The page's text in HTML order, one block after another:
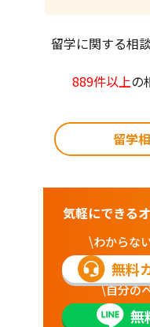
留学に関する相
889件以上の
留学
気軽にできる
\わからな
無料
\自分の
無